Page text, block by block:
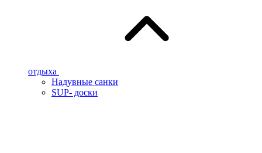
отдыха
Надувные санки
SUP- доски